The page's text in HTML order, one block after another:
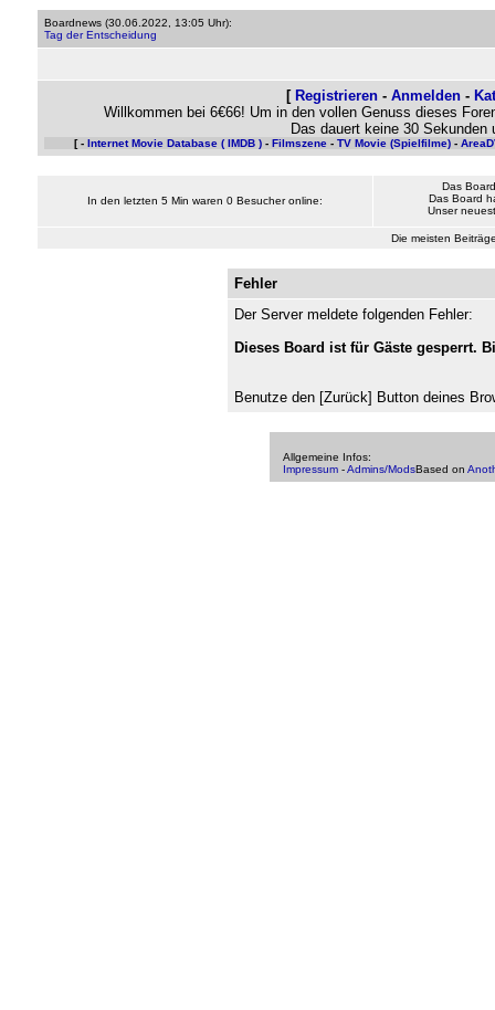
Boardnews (30.06.2022, 13:05 Uhr):
Tag der Entscheidung
[ Registrieren - Anmelden -
Willkommen bei 6€66! Um in den vollen Genuss dieses
Das dauert keine 30
[ - Internet Movie Database ( IMDB ) - Filmszene - TV Movie (Spielfilme) -
In den letzten 5 Min waren 0 Besucher online:
Das
Das Board
Unser
Die meisten
Fehler
Der Server meldete folgenden Fehler:
Dieses Board ist für Gäste gesperrt.
Benutze den [Zurück] Button deines
Allgemeine Infos:
Impressum -Admins/ModsBased on